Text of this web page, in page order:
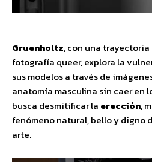
Gruenholtz, con una
fotografía queer, explora la
sus modelos a través de
anatomía masculina sin caer en
busca desmitificar la erección,
fenómeno natural, bello y digno
arte.